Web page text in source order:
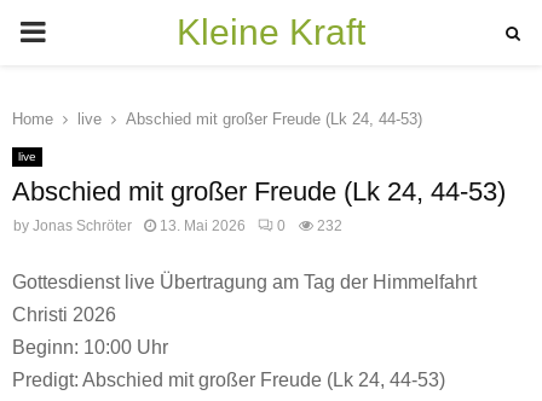
PRIMARY
Kleine Kraft
Home live Abschied mit großer Freude (Lk 24, 44-53)
live
Abschied mit großer Freude (Lk 24, 44-53)
by Jonas Schröter 13. Mai 2026 0 232
Gottesdienst live Übertragung am Tag der Himmelfahrt
Christi 2026
Beginn: 10:00 Uhr
Predigt: Abschied mit großer Freude (Lk 24, 44-53)